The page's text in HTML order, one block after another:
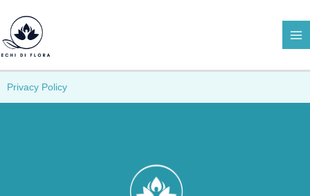
contenuto
Privacy Policy